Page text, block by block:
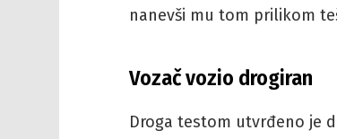
nanevši mu tom prilikom
Vozač vozio drogiran
Droga testom utvrđeno je